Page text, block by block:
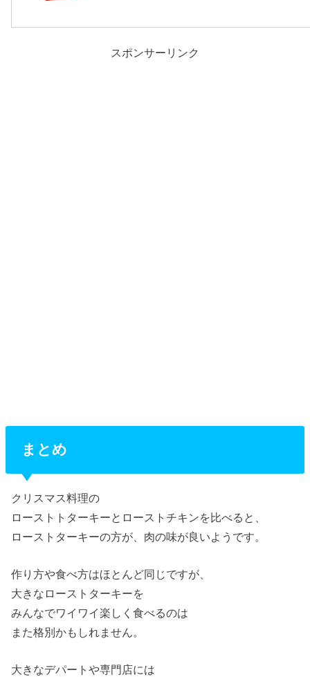
スポンサーリンク
まとめ
クリスマス料理の
ローストトターキーとローストチキンを比べると、
ローストターキーの方が、肉の味が良いようです。
作り方や食べ方はほとんど同じですが、
大きなローストターキーを
みんなでワイワイ楽しく食べるのは
また格別かもしれません。
大きなデパートや専門店には